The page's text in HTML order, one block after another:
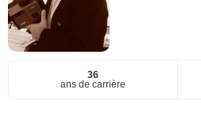
36
ans de carrière